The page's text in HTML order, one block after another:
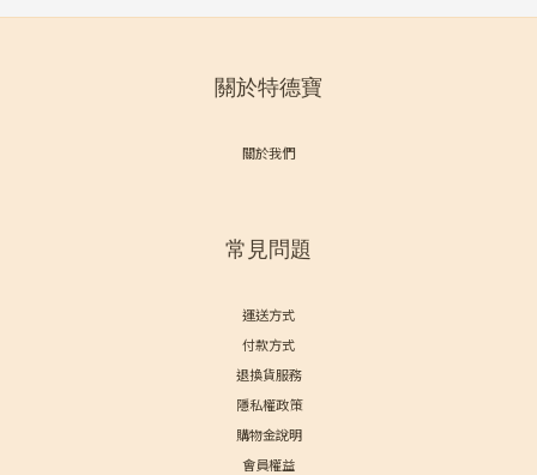
關於特德寶
關於我們
常見問題
運送方式
付款方式
退換貨服務
隱私權政策
購物金說明
會員權益